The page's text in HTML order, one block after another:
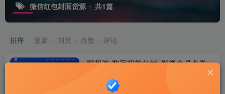
微信红包封面货源 共1篇
排序 更新 浏览 点赞 评论
顺权益-数字权益分销_影视会员卡券_
权益资讯